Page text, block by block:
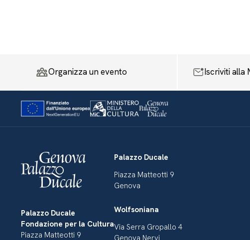
Organizza un evento Iscriviti alla
Palazzo Ducale
Fondazione per la Cultura
Piazza Matteotti 9
Palazzo Ducale
Piazza Matteotti 9
Genova
Wolfsoniana
Via Serra Gropallo 4
Genova Nervi